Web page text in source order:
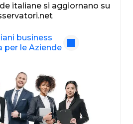
italiane si aggiornano su
business
per le Aziende